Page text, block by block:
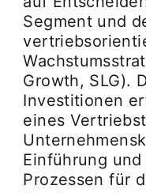
Segment und
Growth, SLG).
Investitionen
eines
Einführung
Prozessen für